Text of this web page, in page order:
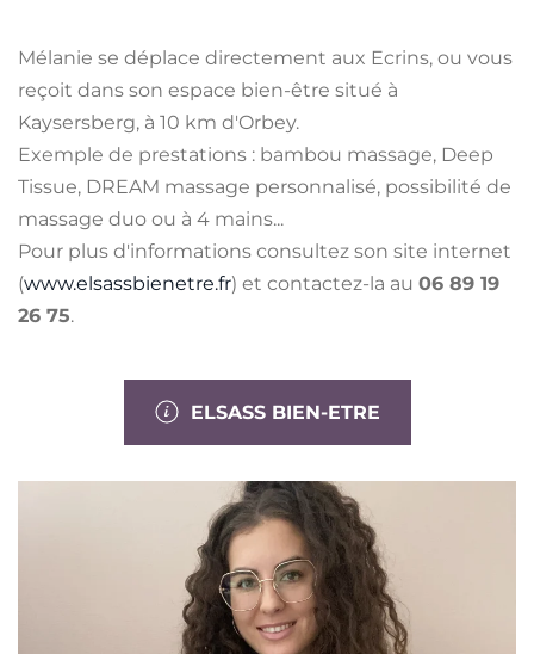
Mélanie se déplace directement aux Ecrins, ou vous
reçoit dans son espace bien-être situé à
Kaysersberg, à 10 km d'Orbey.
Exemple de prestations : bambou massage, Deep
Tissue, DREAM massage personnalisé, possibilité de
massage duo ou à 4 mains...
Pour plus d'informations consultez son site internet
(www.elsassbienetre.fr) et contactez-la au 06 89 19
26 75.
ELSASS BIEN-ETRE